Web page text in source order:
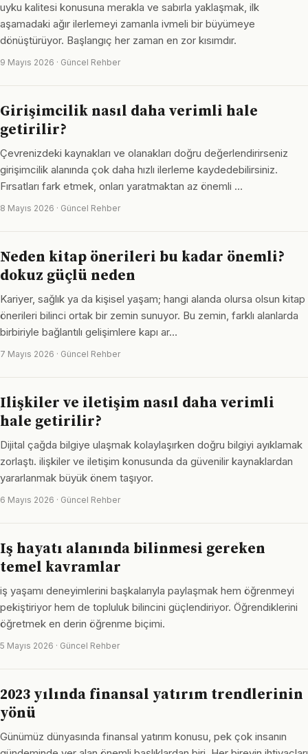
uyku kalitesi konusuna merakla ve sabırla yaklaşmak, ilk
aşamadaki ağır ilerlemeyi zamanla ivmeli bir büyümeye
dönüştürüyor. Başlangıç her zaman en zor kısımdır.
9 Mayıs 2026 · Güncel Rehber
Girişimcilik nasıl daha verimli hale
getirilir?
Çevrenizdeki kaynakları ve olanakları doğru değerlendirirseniz
girişimcilik alanında çok daha hızlı ilerleme kaydedebilirsiniz.
Fırsatları fark etmek, onları yaratmaktan az önemli …
8 Mayıs 2026 · Güncel Rehber
Neden kitap önerileri bu kadar önemli?
dokuz güçlü neden
Kariyer, sağlık ya da kişisel yaşam; hangi alanda olursa olsun kitap
önerileri bilinci ortak bir zemin sunuyor. Bu zemin, farklı alanlarda
birbiriyle bağlantılı gelişimlere kapı ar…
7 Mayıs 2026 · Güncel Rehber
Ilişkiler ve iletişim nasıl daha verimli
hale getirilir?
Dijital çağda bilgiye ulaşmak kolaylaşırken doğru bilgiyi ayıklamak
zorlaştı. ilişkiler ve iletişim konusunda da güvenilir kaynaklardan
yararlanmak büyük önem taşıyor.
6 Mayıs 2026 · Güncel Rehber
Iş hayatı alanında bilinmesi gereken
temel kavramlar
iş yaşamı deneyimlerini başkalarıyla paylaşmak hem öğrenmeyi
pekiştiriyor hem de topluluk bilincini güçlendiriyor. Öğrendiklerini
öğretmek en derin öğrenme biçimi.
5 Mayıs 2026 · Güncel Rehber
2023 yılında finansal yatırım trendlerinin
yönü
Günümüz dünyasında finansal yatırım konusu, pek çok insanın